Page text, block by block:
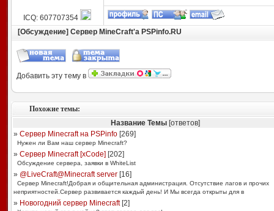
ICQ: 607707354
[Обсуждение] Сервер MineCraft'а PSPinfo.RU
Добавить эту тему в
Похожие темы:
Название Темы[ответов]
» Сервер Minecraft на PSPinfo[269]
Нужен ли Вам наш сервер Minecraft?
» Сервер Minecraft [xCode] [202]
Обсуждение сервера, заявки в WhiteList
» @LiveCraft@Minecraft server[16]
Сервер Minecraft!Добрая и общительная администрация. Отсутствие лагов и прочих
неприятностей.Сервер развивается каждый день! И Мы всегда открыты для в
» Новогодний сервер Minecraft[2]